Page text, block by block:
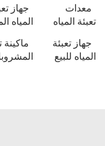
المياه
جهاز تعبئة
المياه المعبأة
تعبئة
للبيع
ماكينة تعبئة
المشروبات